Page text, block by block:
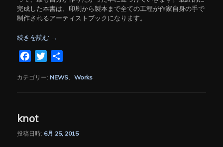
完成した本書は、印刷から製本まで全ての工程が作家自身の手で
制作されるアーティストブックになります。
続きを読む →
FacebookTwitter
カテゴリー: NEWS 、Works
knot
投稿日時: 6月 25, 2015